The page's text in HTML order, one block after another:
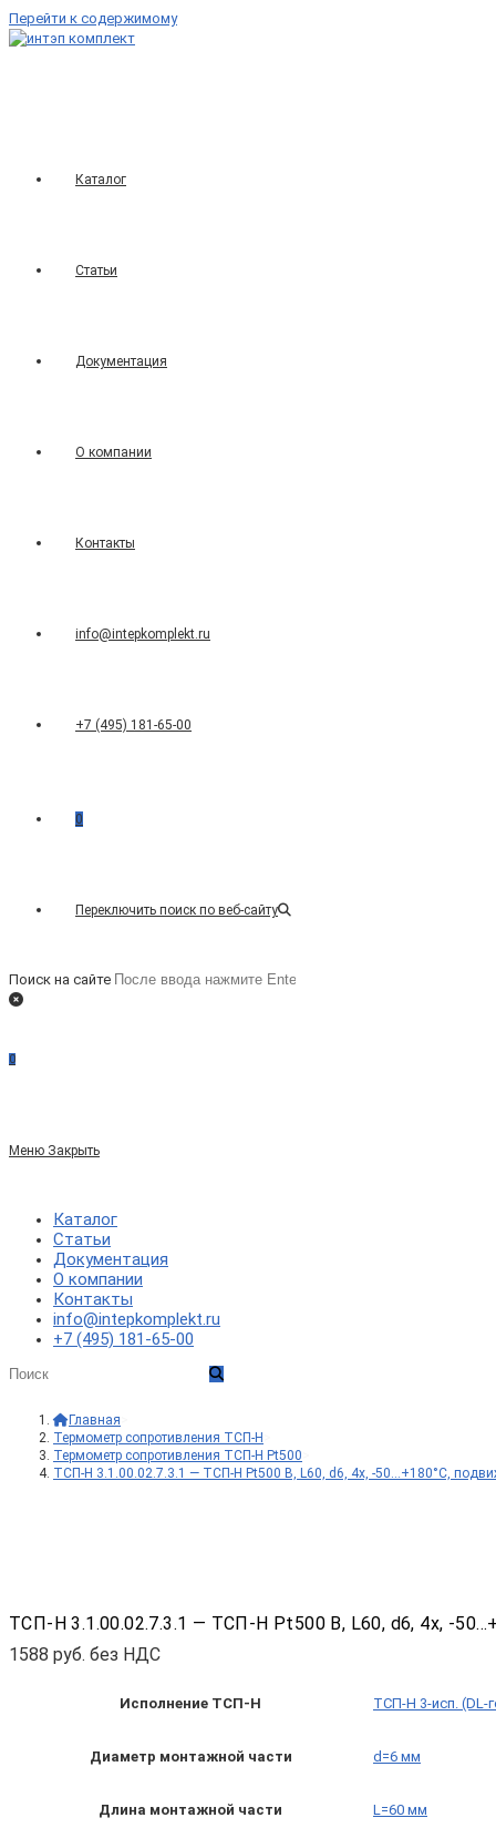
Перейти к содержимому
Каталог
Статьи
Документация
О компании
Контакты
info@intepkomplekt.ru
+7 (495) 181-65-00
0
Переключить поиск по веб-сайту
Поиск на сайте
0
Меню Закрыть
Каталог
Статьи
Документация
О компании
Контакты
info@intepkomplekt.ru
+7 (495) 181-65-00
Главная
Термометр сопротивления ТСП-Н
Термометр сопротивления ТСП-Н Pt500
ТСП-Н 3.1.00.02.7.3.1 — ТСП-Н Pt500 B, L60, d6, 4х, -50…+180°С,
ТСП-Н 3.1.00.02.7.3.1 — ТСП-Н Pt500 B, L60, d6, 4х, -
1588 руб. без НДС
Исполнение ТСП-Н ТСП-Н 3-исп. (DL-
Диаметр монтажной части d=6 мм
Длина монтажной части L=60 мм